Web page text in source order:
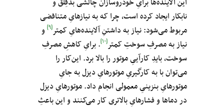
نابکار ایجاد کرده است، چرا که به نیازهایِ متناقضی
مربوط می‌شود: نیاز به داشتنِ آلاینده‌هایِ‌ کمتر[۹] ‌ و
نیاز به مصرفِ سوختِ کمتر[۱۰]. برایِ کاهشِ مصرفِ
سوخت، بایدِ کارآییِ موتور را بالا برد. این‌کار را
می‌توان با به کارگیریِ موتورهایِ دیزل به جایِ
موتورهایِ بنزینیِ معمولی انجام داد. موتورهایِ دیزل
در دماها و فشارهایِ بالاتری کار می‌کنند و این باعثِ